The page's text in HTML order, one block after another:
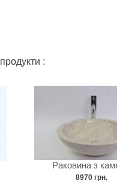
:
Раковина з
8970 грн.